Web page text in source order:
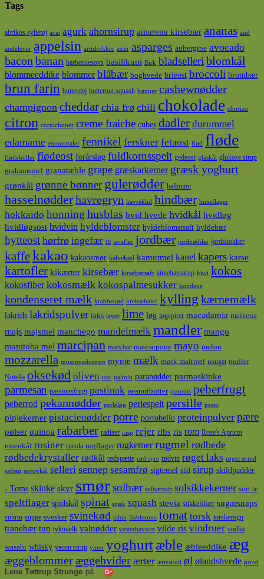
Tags
abrikos syltetøj acai agurk ahornsirup amarena kirsebær ananas and
andelever appelsin artiskokker asier asparges aubergine avocado
bacon banan barbecuesovs basilikum Birk bladselleriblomkål
blommeeddike blommer blåbær boghvede brieost broccoli brombær
brun farin butterdej butternut squash bønner cashewnødder
champignon cheddar chia frø chili chokolade chorizo
citron cornichoner creme fraiche cubes dadler durummel
edamame emmentaler fennikel ferskner fetaost flød fløde
flødeboller flødeost forårsløg fuldkornsspelt gedeost glaskål glukose sirup
grahamsmel granatæble grape græskarkerner græsk yoghurt
grønkål grønne bønner gulerødder halloumi
hasselnødderhavregryn havreklid hindbær hirseflager
hokkaido honning husblas hvid hvede hvidkål hvidløg
hvidløgsost hvidvin hyldeblomster hyldeblomstsaft hyldebær
hytteost hørfrø ingefær is isvafler jordbær jordnødder jordskokker
kaffekakao kakaosmør kalvekød kamutmel kanel kapers karse
kartofler kikærter kirsebær kirsebærsaft kirsebærsirup kiwi kokos
kokosfiber kokosmælk kokospalmesukker kondens
kondenseret mælk krabbekød krebsehaler kylling kærnemælk
lakrids lakridspulver laks lever lime løg løgspirer macadamia maizena
majs majsmel manchego mandelmælk mandler mango
manitoba mel marcipan mars bar mascarpone mayo melon
mozzarella muscovadosirup mynte mælk mørk maltmel nougat nudler
Nutella oksekød oliven ost palmin paranødder parmaskinke
parmesan passionsfrugt pastinak peanutbutter peanuts peberfrugt
peberrod pekannødder perleløg perlespelt persille pesto
pinjekerner pistacienødder porre portobello proteinpulver pære
pølser quinoa rabarber radiser rasp rejer ribs ris rom Rose's Apricot
rosenkål rosiner rucola rugflager rugkerner rugmel rødbede
rødbedekrystaller rødkål rødspætte rød syre rødvin røget laks røget ørred
safran savoykål selleri sennep sesamfrø sigtemel sild sirup skildpadder
- Toms skinke skyr smørsolbær solbærsaft solsikkekerner sort te
speltflager spidskål spinat spæk squash stevia stikkelsbær sugarsnaps
sukrin suppe svesker svinekød tahin Toblerone tomat torsk torskerogn
tranebær tun tykmælk valnødder vesterhavsost vilde ris vindruer vodka
wasabi whisky yacon sirup ymer yoghurtæble æbleeddike æg
æggeblommeræggehvider ærter ærteskud øl ølandshvede ørred
Lene Tøttrup Strunge på